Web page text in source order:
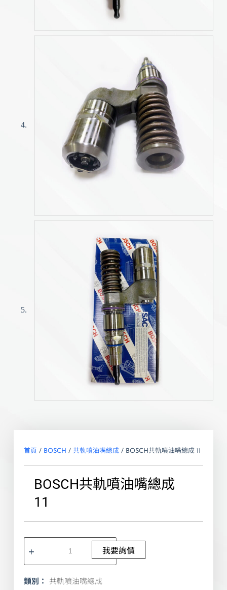
首頁 / BOSCH / 共軌噴油嘴總成/ BOSCH共軌噴油嘴總成 11
BOSCH共軌噴油嘴總成
11
我要詢價
類別： 共軌噴油嘴總成